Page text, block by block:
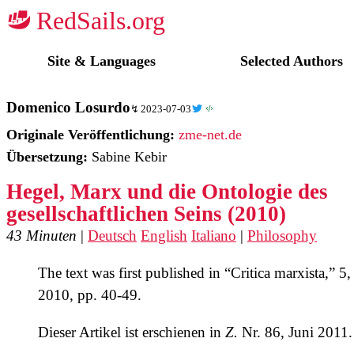
Site & Languages Selected Authors
Domenico Losurdo 2023-07-03
Originale Veröffentlichung: zme-net.de
Übersetzung: Sabine Kebir
Hegel, Marx und die Ontologie des
gesellschaftlichen Seins (2010)
43 Minuten | Deutsch English Italiano | Philosophy
The text was first published in “Critica marxista,” 5,
2010, pp. 40-49.
Dieser Artikel ist erschienen in Z. Nr. 86, Juni 2011.